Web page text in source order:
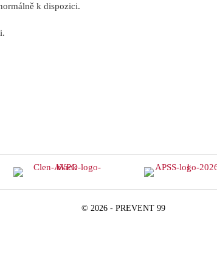
k dispozici.
© 2026 - PREVENT 99